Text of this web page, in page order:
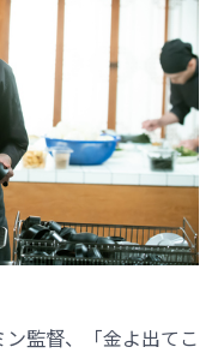
ン監督、「金よ出てこ